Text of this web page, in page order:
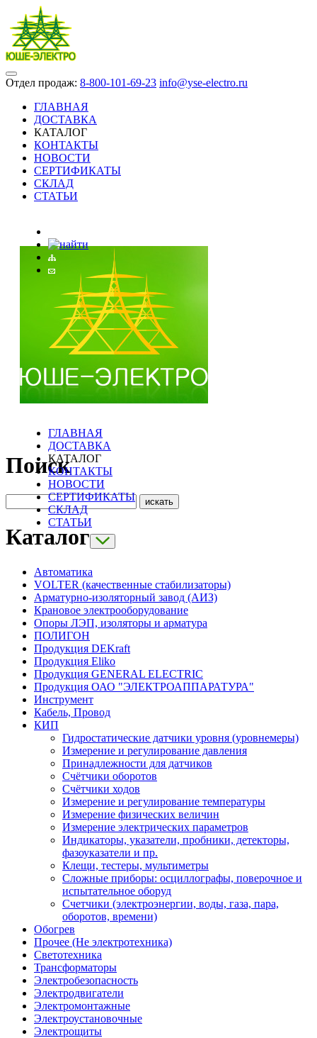
Отдел продаж: 8-800-101-69-23 info@yse-electro.ru
ГЛАВНАЯ
ДОСТАВКА
КАТАЛОГ
КОНТАКТЫ
НОВОСТИ
СЕРТИФИКАТЫ
СКЛАД
СТАТЬИ
ГЛАВНАЯ
ДОСТАВКА
КАТАЛОГ
КОНТАКТЫ
НОВОСТИ
СЕРТИФИКАТЫ
СКЛАД
СТАТЬИ
Поиск
Каталог
Автоматика
VOLTER (качественные стабилизаторы)
Арматурно-изоляторный завод (АИЗ)
Крановое электрооборудование
Опоры ЛЭП, изоляторы и арматура
ПОЛИГОН
Продукция DEKraft
Продукция Eliko
Продукция GENERAL ELECTRIC
Продукция ОАО "ЭЛЕКТРОАППАРАТУРА"
Инструмент
Кабель, Провод
КИП
Гидростатические датчики уровня (уровнемеры)
Измерение и регулирование давления
Принадлежности для датчиков
Счётчики оборотов
Счётчики ходов
Измерение и регулирование температуры
Измерение физических величин
Измерение электрических параметров
Индикаторы, указатели, пробники, детекторы,
фазоуказатели и пр.
Клещи, тестеры, мультиметры
Сложные приборы: осциллографы, поверочное и
испытательное оборуд
Счетчики (электроэнергии, воды, газа, пара,
оборотов, времени)
Обогрев
Прочее (Не электротехника)
Светотехника
Трансформаторы
Электробезопасность
Электродвигатели
Электромонтажные
Электроустановочные
Электрощиты